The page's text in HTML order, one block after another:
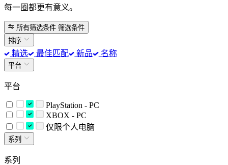
每一圈都更有意义。
所有筛选条件 筛选条件
排序
精选 最佳匹配 新品 名称
平台
平台
PlayStation - PC
XBOX - PC
仅限个人电脑
系列
系列